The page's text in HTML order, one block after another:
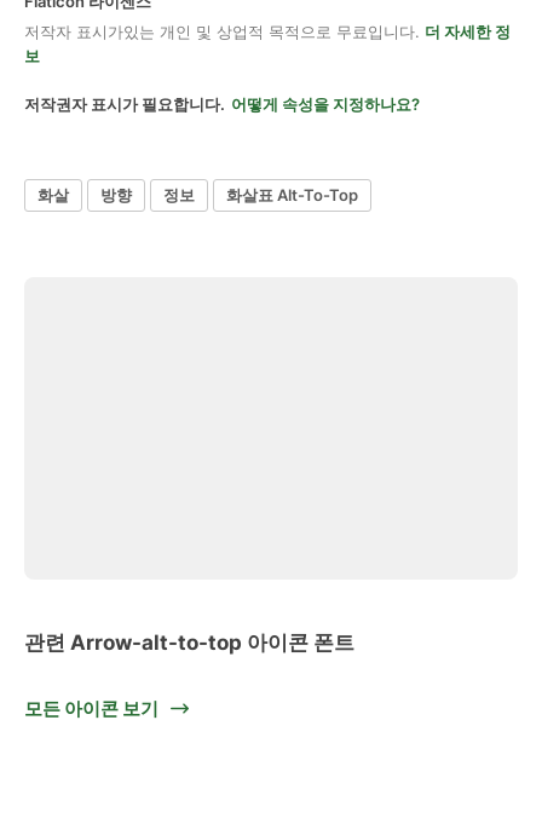
저작자 표시가있는 개인 및 상업적 목적으로 무료입니다. 더 자세한 정
보
저작권자 표시가 필요합니다. 어떻게 속성을 지정하나요?
화살 방향 정보 화살표 Alt-To-Top
관련 Arrow-alt-to-top 아이콘 폰트
모든 아이콘 보기